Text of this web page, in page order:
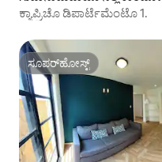
ಕ್ಯಾಪ್ರಿಚೊ ಡಿಪಾರ್ಟೆಮೆಂಟೊ 1.
ಸೂಪರ್‌ಹೋಸ್ಟ್
ಸೂಪರ್‌ಹೋಸ್ಟ್